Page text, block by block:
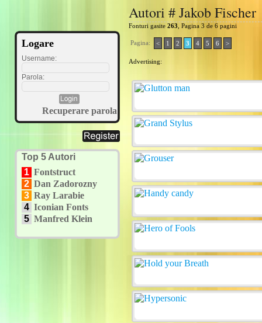
Logare
Username:
Parola:
Recuperare parola
Top 5 Autori
1 Fontstruct
2 Dan Zadorozny
3 Ray Larabie
4 Iconian Fonts
5 Manfred Klein
Autori # Jakob Fischer
Fonturi gasite 263 , Pagina 3 de 6 pagini
Pagina: < 1 2 3 4 5 6 >
Advertising: